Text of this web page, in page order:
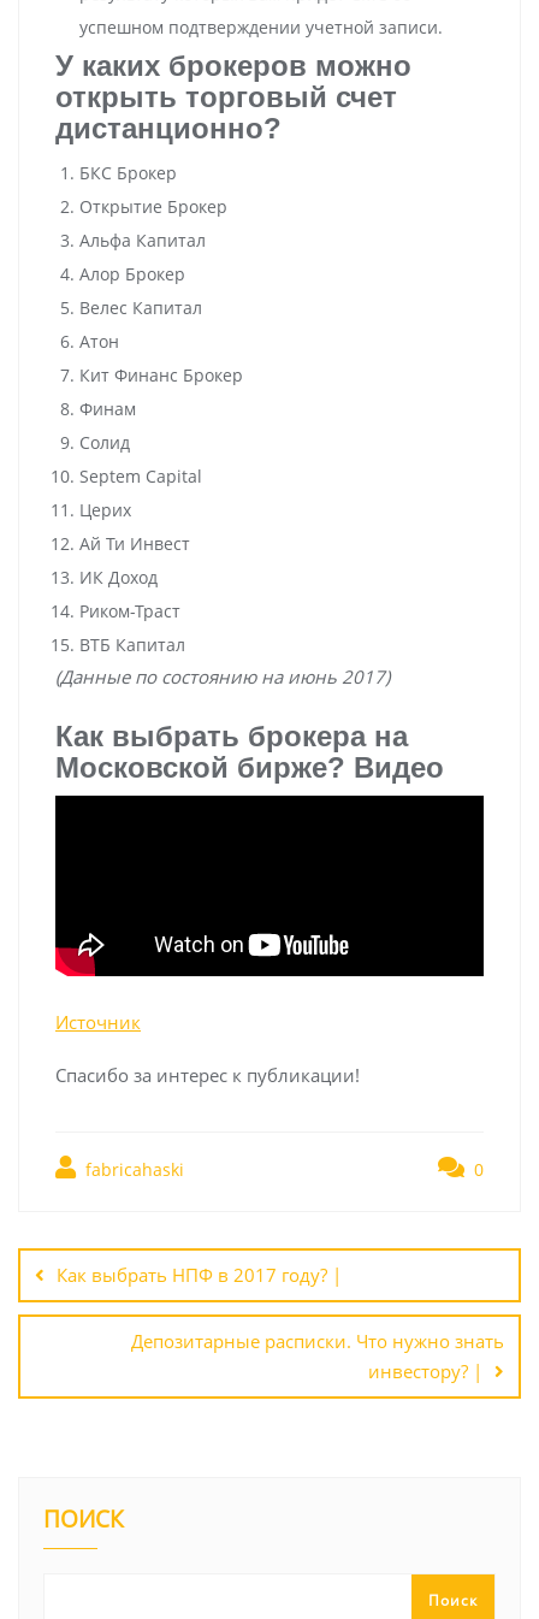
успешном подтверждении учетной записи.
У каких брокеров можно
открыть торговый счет
дистанционно?
БКС Брокер
Открытие Брокер
Альфа Капитал
Алор Брокер
Велес Капитал
Атон
Кит Финанс Брокер
Финам
Солид
Septem Capital
Церих
Ай Ти Инвест
ИК Доход
Риком-Траст
ВТБ Капитал
(Данные по состоянию на июнь 2017)
Как выбрать брокера на
Московской бирже? Видео
Источник
Спасибо за интерес к публикации!
fabricahaski 0
по
записям
Как выбрать НПФ в 2017 году? |
Депозитарные расписки. Что нужно знать
инвестору? |
ПОИСК
Поиск